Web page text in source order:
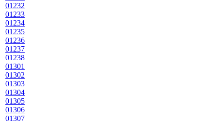
01232
01233
01234
01235
01236
01237
01238
01301
01302
01303
01304
01305
01306
01307